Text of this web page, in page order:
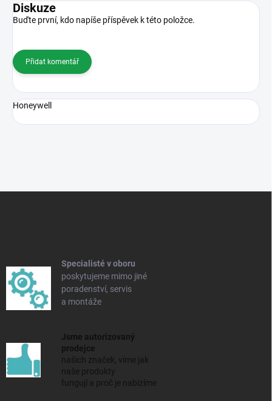
Diskuze
Buďte první, kdo napíše příspěvek k této položce.
Přidat komentář
Honeywell
Specialisté v oboru
poskytujeme mimo jiné
poradenství, servis
a montáže
Jsme autorizovaný
prodejce
našich značek, víme jak
naše produkty
fungují a proč je nabízíme